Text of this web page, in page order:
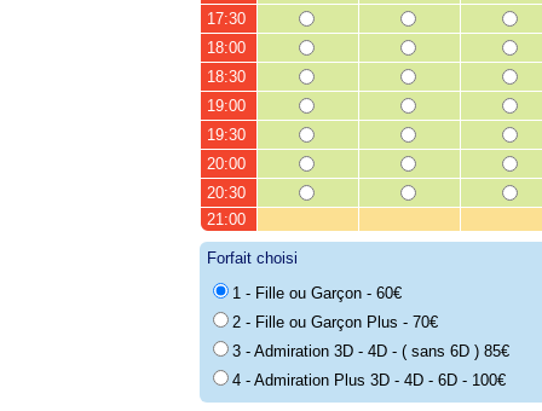
17:30
18:00
18:30
19:00
19:30
20:00
20:30
21:00
Forfait choisi
1 - Fille ou Garçon - 60€
2 - Fille ou Garçon Plus - 70€
3 - Admiration 3D - 4D - ( sans 6D ) 85€
4 - Admiration Plus 3D - 4D - 6D - 100€